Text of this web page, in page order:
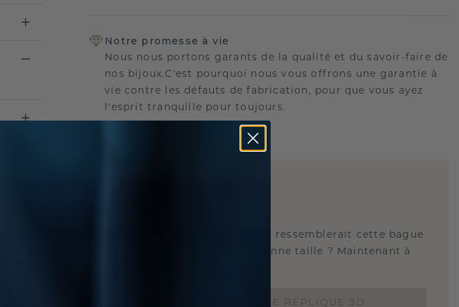
Notre promesse à vie
Nous nous portons garants de la qualité et du savoir-faire de
nos bijoux.C'est pourquoi nous vous offrons une garantie à
vie contre les défauts de fabrication, pour que vous ayez
l'esprit tranquille pour toujours.
Souhaitez-vous savoir à quoi ressemblerait cette bague
sur vous et si elle est à la bonne taille ? Maintenant à